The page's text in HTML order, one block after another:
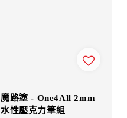
魔路塗 - One4All 2mm
水性壓克力筆組